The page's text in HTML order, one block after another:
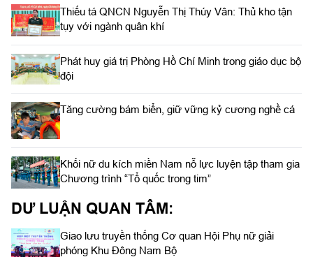
Thiếu tá QNCN Nguyễn Thị Thúy Vân: Thủ kho tận
tụy với ngành quân khí
Phát huy giá trị Phòng Hồ Chí Minh trong giáo dục bộ
đội
Tăng cường bám biển, giữ vững kỷ cương nghề cá
Khối nữ du kích miền Nam nỗ lực luyện tập tham gia
Chương trình “Tổ quốc trong tim”
DƯ LUẬN QUAN TÂM:
Giao lưu truyền thống Cơ quan Hội Phụ nữ giải
phóng Khu Đông Nam Bộ